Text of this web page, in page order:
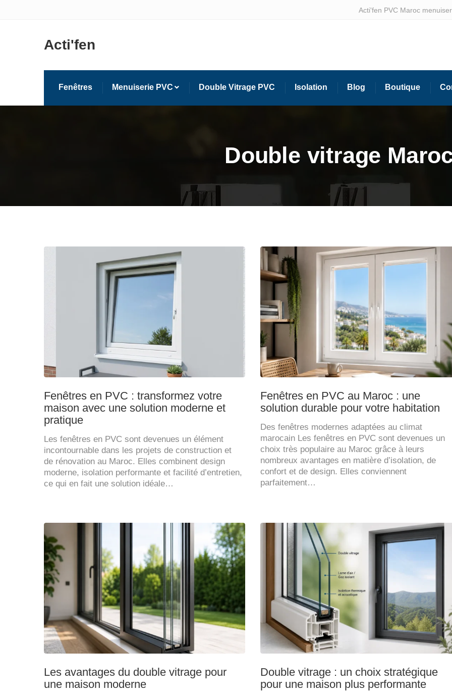
Acti'fen PVC Maroc
Acti'fen
Fenêtres Menuiserie PVC Double Vitrage PVC Isolation Blog Boutique
Double vitrage
Fenêtres en PVC : transformez votre
maison avec une solution moderne et
pratique
Les fenêtres en PVC sont devenues un élément
incontournable dans les projets de construction et
de rénovation au Maroc. Elles combinent design
moderne, isolation performante et facilité d’entretien,
ce qui en fait une solution idéale…
Fenêtres en PVC au Maroc : une
solution durable pour votre habitation
Des fenêtres modernes adaptées au climat
marocain Les fenêtres en PVC sont devenues un
choix très populaire au Maroc grâce à leurs
nombreux avantages en matière d’isolation, de
confort et de design. Elles conviennent
parfaitement…
Les avantages du double vitrage pour
une maison moderne
Double vitrage : un choix stratégique
pour une maison plus performante